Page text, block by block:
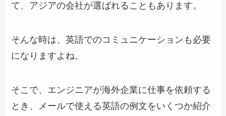
て、アジアの会社が選ばれることもあります。
そんな時は、英語でのコミュニケーションも必要
になりますよね。
そこで、エンジニアが海外企業に仕事を依頼する
とき、メールで使える英語の例文をいくつか紹介